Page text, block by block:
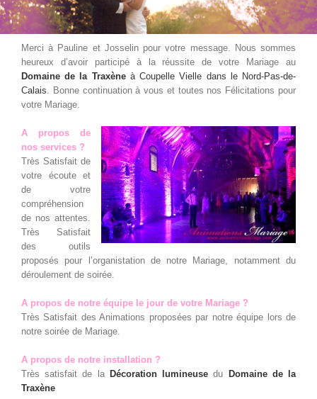
Merci à Pauline et Josselin pour votre message. Nous sommes
heureux d’avoir participé à la réussite de votre Mariage au
Domaine de la Traxèneà Coupelle Vielle dans le Nord-Pas-de-
Calais. Bonne continuation à vous et toutes nos Félicitations pour
votre Mariage.
A propos de
nos services ?
Très Satisfait de
votre écoute et
de votre
compréhension
de nos attentes.
Très Satisfait
des outils
proposés pour l’organistation de notre Mariage, notamment du
déroulement de soirée.
A propos de notre équipe le jour de votre Mariage ?
Très Satisfait des Animations proposées par notre équipe lors de
notre soirée de Mariage.
A propos de notre installation ?
Très satisfait de la Décoration lumineuse du
Domaine de la
Traxène